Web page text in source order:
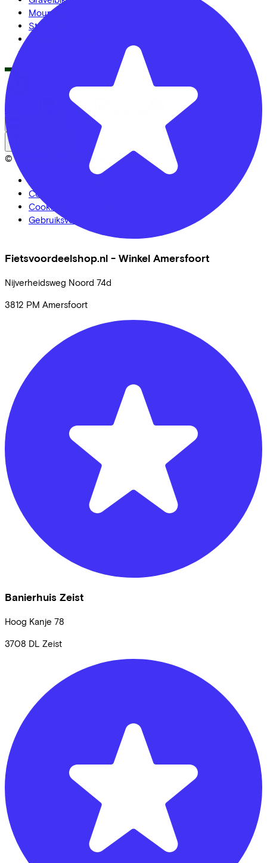
Fietsvoordeelshop.nl - Winkel Amersfoort
Nijverheidsweg Noord 74d
3812 PM Amersfoort
Banierhuis Zeist
Hoog Kanje 78
3708 DL Zeist
Mountainbikes
Stadsfietsen
Aangepaste fietsen
LinkedIn Instagram
© Lease a Bike. All Rights Reserved.
Cookie statement
Cookie instellingen
Gebruiksvoorwaarden